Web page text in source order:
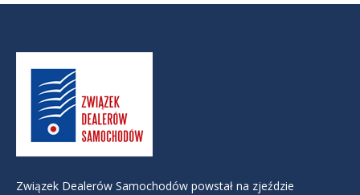
Związek Dealerów Samochodów powstał na zjeździe